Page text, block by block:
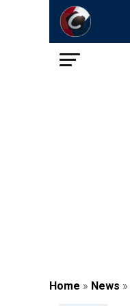
Home » News »